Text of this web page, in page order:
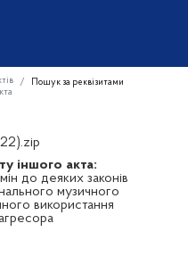
Пошук за реквізитами
іншого акта:
до деяких законів
музичного
використання